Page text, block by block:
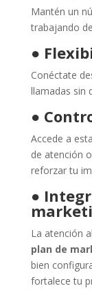
Mantén un
trabajando
●
Conéctate
llamadas sin
●
Accede a
de atención
reforzar tu
●
La atención
plan de
bien
fortalece tu